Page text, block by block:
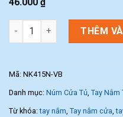
Núm nắm tủ nội thấtTHÊM
Mã: NK415N-VB
Danh mục: Núm Cửa Tủ Tay Nắm
Từ khóa:tay nắm Tay nắm cửa ,